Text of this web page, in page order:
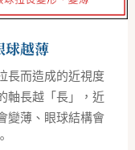
球越薄
長而造成的近視度
軸長越「長」，近
變薄、眼球結構會